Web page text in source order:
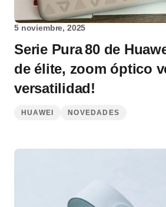
5 noviembre, 2025
Serie Pura 80 de
de élite, zoom óptico
versatilidad!
HUAWEI NOVEDADES